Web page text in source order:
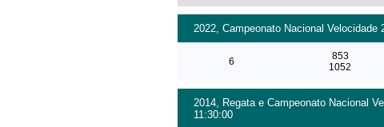
2022, Campeonato Nacional
6
853
1052
2014, Regata e Campeonato Nacional
11:30:00